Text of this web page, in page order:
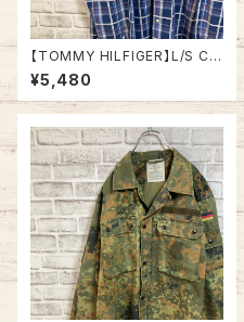
【TOMMY HILFIGER】L/S Ch
eck BD Shirt L トミーヒルフィ
ガー ストライプ BDシャツ ボタ
ンダウン 長袖 USA アメリカ 古
¥5,480